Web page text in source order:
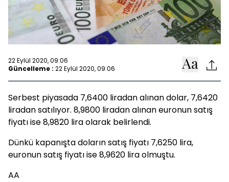
22 Eylül 2020, 09:06
Güncelleme : 22 Eylül 2020, 09:06
Serbest piyasada 7,6400 liradan alınan dolar, 7,6420
liradan satılıyor. 8,9800 liradan alınan euronun satış
fiyatı ise 8,9820 lira olarak belirlendi.
Dünkü kapanışta doların satış fiyatı 7,6250 lira,
euronun satış fiyatı ise 8,9620 lira olmuştu.
AA